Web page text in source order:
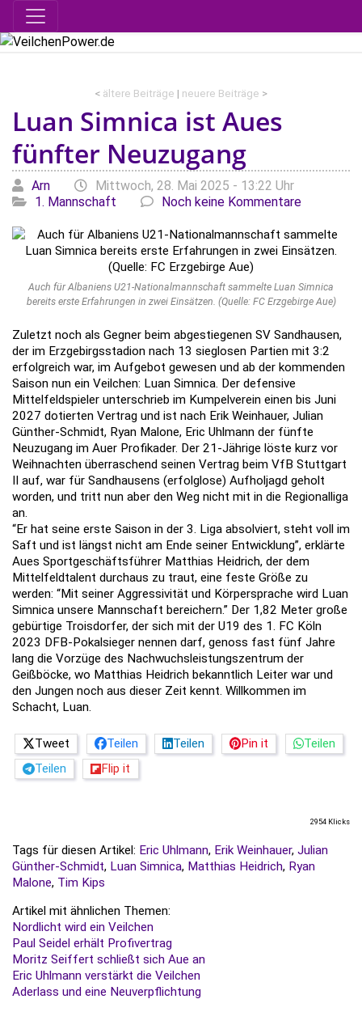
< ältere Beiträge | neuere Beiträge >
Luan Simnica ist Aues
fünfter Neuzugang
Geschrieben von
Arn am Mittwoch, 28. Mai 2025 - 13:22 Uhr
1. Mannschaft
Noch keine Kommentare
Auch für Albaniens U21-Nationalmannschaft sammelte Luan Simnica
bereits erste Erfahrungen in zwei Einsätzen. (Quelle: FC Erzgebirge Aue)
Zuletzt noch als Gegner beim abgestiegenen SV Sandhausen,
der im Erzgebirgsstadion nach 13 sieglosen Partien mit 3:2
erfolgreich war, im Aufgebot gewesen und ab der kommenden
Saison nun ein Veilchen: Luan Simnica. Der defensive
Mittelfeldspieler unterschrieb im Kumpelverein einen bis Juni
2027 dotierten Vertrag und ist nach Erik Weinhauer, Julian
Günther-Schmidt, Ryan Malone, Eric Uhlmann der fünfte
Neuzugang im Auer Profikader. Der 21-Jährige löste kurz vor
Weihnachten überraschend seinen Vertrag beim VfB Stuttgart
II auf, war für Sandhausens (erfolglose) Aufholjagd geholt
worden, und tritt nun aber den Weg nicht mit in die Regionalliga
an.
“Er hat seine erste Saison in der 3. Liga absolviert, steht voll im
Saft und ist längst nicht am Ende seiner Entwicklung”, erklärte
Aues Sportgeschäftsführer Matthias Heidrich, der dem
Mittelfeldtalent durchaus zu traut, eine feste Größe zu
werden: “Mit seiner Aggressivität und Körpersprache wird Luan
Simnica unsere Mannschaft bereichern.” Der 1,82 Meter große
gebürtige Troisdorfer, der sich mit der U19 des 1. FC Köln
2023 DFB-Pokalsieger nennen darf, genoss fast fünf Jahre
lang die Vorzüge des Nachwuchsleistungszentrum der
Geißböcke, wo Matthias Heidrich bekanntlich Leiter war und
den Jungen noch aus dieser Zeit kennt. Willkommen im
Schacht, Luan.
Tweet Teilen Teilen Pin it
Teilen
Teilen
Flip it
2954 Klicks
Tags für diesen Artikel: Eric Uhlmann, Erik Weinhauer, Julian
Günther-Schmidt, Luan Simnica, Matthias Heidrich, Ryan
Malone, Tim Kips
Artikel mit ähnlichen Themen:
Nordlicht wird ein Veilchen
Paul Seidel erhält Profivertrag
Moritz Seiffert schließt sich Aue an
Eric Uhlmann verstärkt die Veilchen
Aderlass und eine Neuverpflichtung